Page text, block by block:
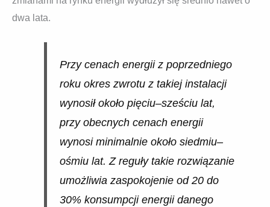
dwa lata.
Przy cenach energii z poprzedniego
roku okres zwrotu z takiej instalacji
wynosił około pięciu–sześciu lat,
przy obecnych cenach energii
wynosi minimalnie około siedmiu–
ośmiu lat. Z reguły takie rozwiązanie
umożliwia zaspokojenie od 20 do
30% konsumpcji energii danego